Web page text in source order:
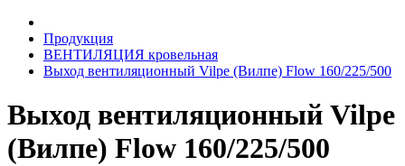
Продукция
ВЕНТИЛЯЦИЯ кровельная
Выход вентиляционный Vilpe (Вилпе) Flow 160/225/500
Выход вентиляционный Vilpe
(Вилпе) Flow 160/225/500